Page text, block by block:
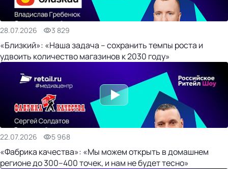
28.07.2026 3 829
«Близкий»: «Наша задача – сохранить темпы роста и
удвоить количество магазинов к 2030 году»
22.07.2026 5 968
«Фабрика качества»: «Мы можем открыть в домашнем
регионе до 300–400 точек, и нам не будет тесно»